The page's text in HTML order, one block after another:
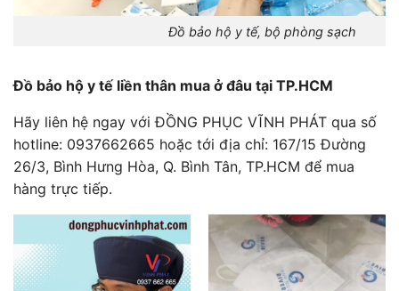
Đồ bảo hộ y tế, bộ phòng sạch
Đồ bảo hộ y tế liền thân mua ở đâu tại TP.HCM
Hãy liên hệ ngay với ĐỒNG PHỤC VĨNH PHÁT qua số
hotline: 0937662665 hoặc tới địa chỉ: 167/15 Đường
26/3, Bình Hưng Hòa, Q. Bình Tân, TP.HCM để mua
hàng trực tiếp.